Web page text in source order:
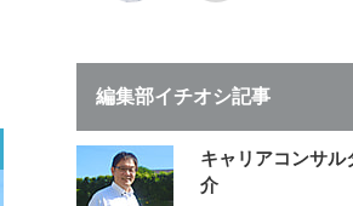
編集部イチオシ記事
キャリアコンサル
介